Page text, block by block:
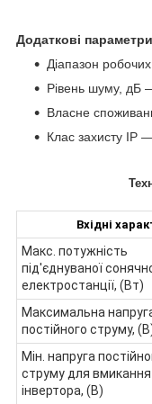
Додаткові
Діапазон
Рівень шуму, дБ
Власне
Клас захисту IP
Вхідні
Макс. потужність
під'єднуваної
електростанції, (Вт)
Максимальна
постійного струму,
Мін. напруга
струму для вмикання
інвертора, (В)